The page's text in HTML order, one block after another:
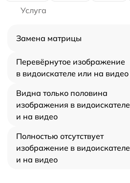
Услуга
Замена матрицы
Перевёрнутое изображение
в видоискателе или на видео
Видна только половина
изображения в видоискателе
и на видео
Полностью отсутствует
изображение в видоискателе
и на видео